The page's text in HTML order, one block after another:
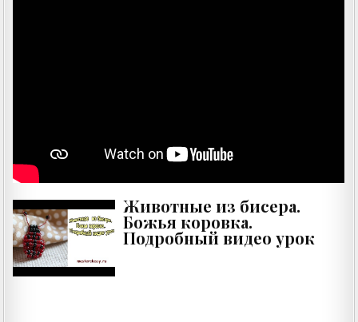
Животные из бисера.
Божья коровка.
Подробный видео урок